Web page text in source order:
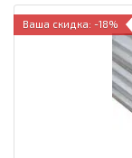
Ваша скидка: -18%